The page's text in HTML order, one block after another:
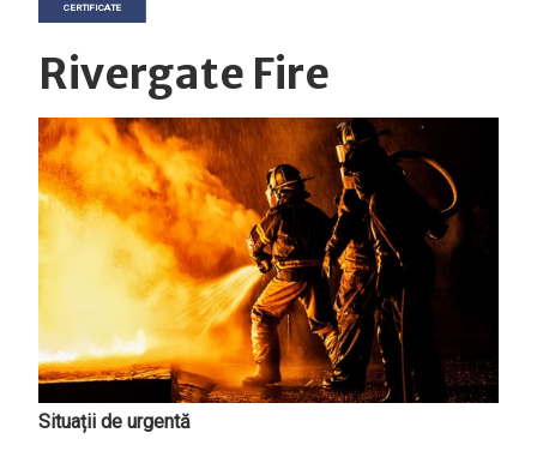
CERTIFICATE
Rivergate Fire
Situații de urgentă